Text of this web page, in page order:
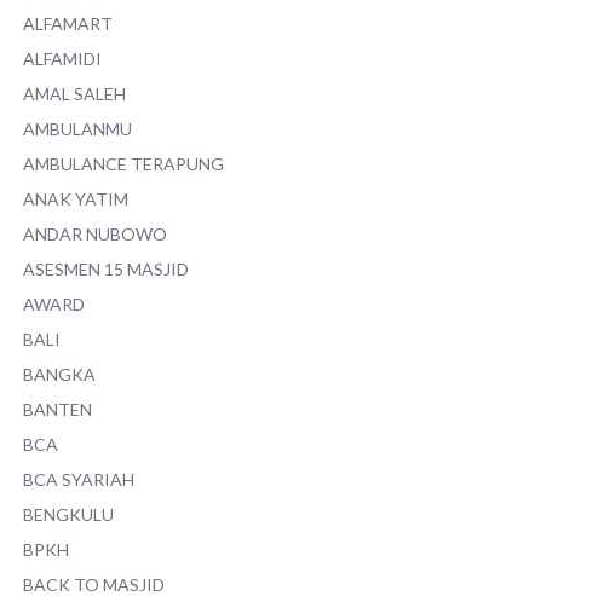
ALFAMART
ALFAMIDI
AMAL SALEH
AMBULANMU
AMBULANCE TERAPUNG
ANAK YATIM
ANDAR NUBOWO
ASESMEN 15 MASJID
AWARD
BALI
BANGKA
BANTEN
BCA
BCA SYARIAH
BENGKULU
BPKH
BACK TO MASJID